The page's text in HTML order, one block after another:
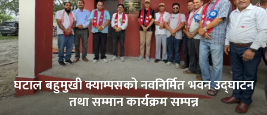
घटाल बहुमुखी क्याम्पसको नवनिर्मित भवन उद्घाटन
तथा सम्मान कार्यक्रम सम्पन्न